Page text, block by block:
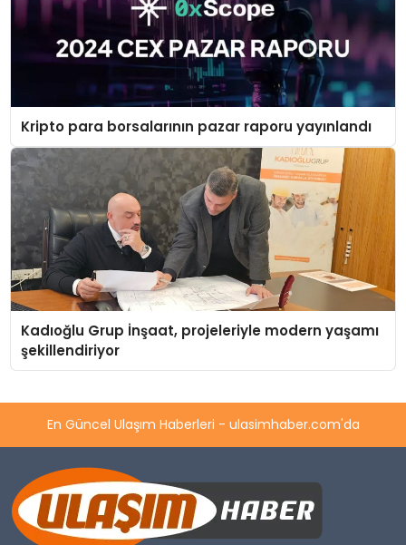
Kripto para borsalarının pazar raporu yayınlandı
Kadıoğlu Grup İnşaat, projeleriyle modern yaşamı
şekillendiriyor
En Güncel Ulaşım Haberleri - ulasimhaber.com'da